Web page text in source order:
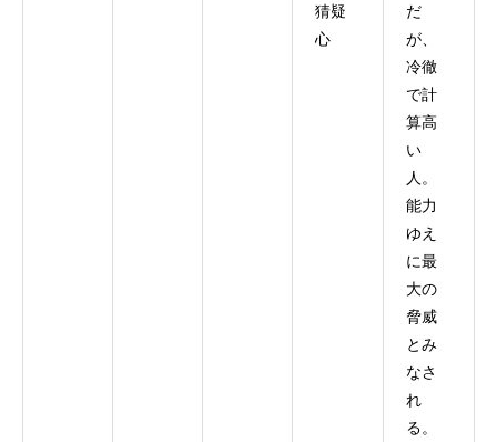
猜疑
心
だ
が、
冷徹
で計
算高
い
人。
能力
ゆえ
に最
大の
脅威
とみ
なさ
れ
る。